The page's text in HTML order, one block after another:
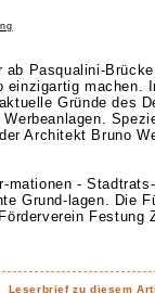
Pasqualini-
einzigartig machen.
Gründe des
Architekt Bruno
mationen -
Grund-lagen. Die
Festung
Leserbrief zu diesem